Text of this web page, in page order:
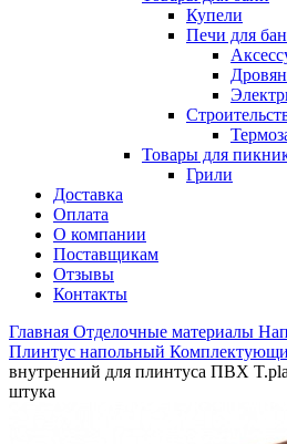
Купели
Печи для
Товары для
Грили
Доставка
Оплата
О компании
Поставщикам
Отзывы
Контакты
Главная Отделочные материалы
Плинтус напольный
внутренний для плинтуса ПВХ
штука